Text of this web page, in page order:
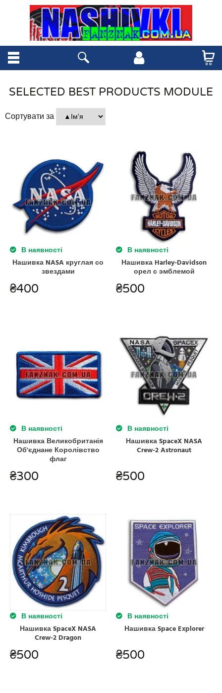
SELECTED BEST PRODUCTS MODULE
Сортувати за
В наявності
Нашивка NASA круглая со
звездами
₴400
В наявності
Нашивка Harley-Davidson
орел с эмблемой
₴500
В наявності
Нашивка Великобританія
Об'єднане Королівство
флаг
₴300
В наявності
Нашивка SpaceX NASA
Crew-2 Astronaut
₴500
В наявності
Нашивка SpaceX NASA
Crew-2 Dragon
₴500
В наявності
Нашивка Space Explorer
₴500